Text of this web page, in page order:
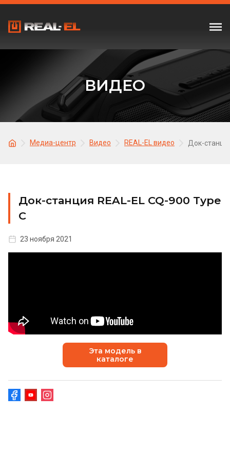
ВИДЕО
Медиа-центр Видео REAL-EL видео Док-
Док-станция REAL-EL CQ-900 Type
C
23 ноября 2021
Эта модель в
каталоге